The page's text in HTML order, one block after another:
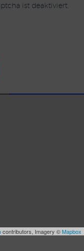
ist deaktiviert.
contributors, Imagery ©Mapbox